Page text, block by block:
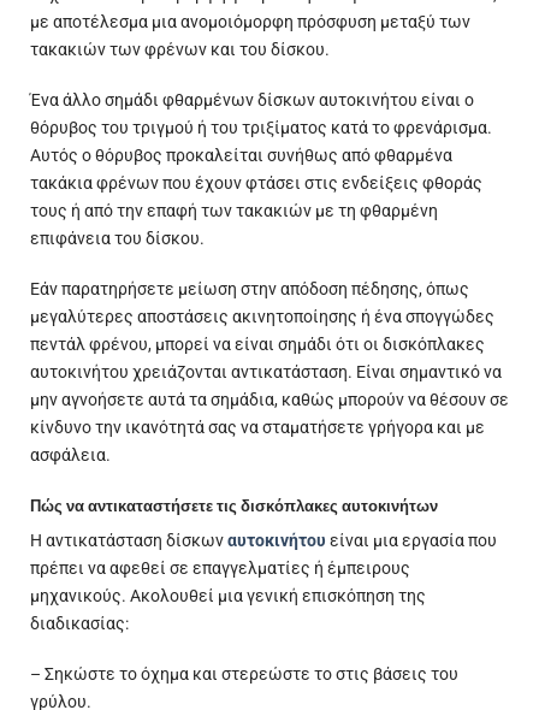
με αποτέλεσμα μια ανομοιόμορφη πρόσφυση μεταξύ των
τακακιών των φρένων και του δίσκου.
Ένα άλλο σημάδι φθαρμένων δίσκων αυτοκινήτου είναι ο
θόρυβος του τριγμού ή του τριξίματος κατά το φρενάρισμα.
Αυτός ο θόρυβος προκαλείται συνήθως από φθαρμένα
τακάκια φρένων που έχουν φτάσει στις ενδείξεις φθοράς
τους ή από την επαφή των τακακιών με τη φθαρμένη
επιφάνεια του δίσκου.
Εάν παρατηρήσετε μείωση στην απόδοση πέδησης, όπως
μεγαλύτερες αποστάσεις ακινητοποίησης ή ένα σπογγώδες
πεντάλ φρένου, μπορεί να είναι σημάδι ότι οι δισκόπλακες
αυτοκινήτου χρειάζονται αντικατάσταση. Είναι σημαντικό να
μην αγνοήσετε αυτά τα σημάδια, καθώς μπορούν να θέσουν σε
κίνδυνο την ικανότητά σας να σταματήσετε γρήγορα και με
ασφάλεια.
Πώς να αντικαταστήσετε τις δισκόπλακες αυτοκινήτων
Η αντικατάσταση δίσκωναυτοκινήτου είναι μια εργασία που
πρέπει να αφεθεί σε επαγγελματίες ή έμπειρους
μηχανικούς. Ακολουθεί μια γενική επισκόπηση της
διαδικασίας:
– Σηκώστε το όχημα και στερεώστε το στις βάσεις του
γρύλου.